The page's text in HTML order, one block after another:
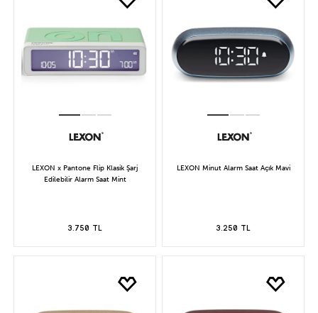
LEXON x Pantone Flip Klasik Şarj
Edilebilir Alarm Saat Mint
3.750 TL
LEXON Minut Alarm Saat Açık Mavi
3.250 TL